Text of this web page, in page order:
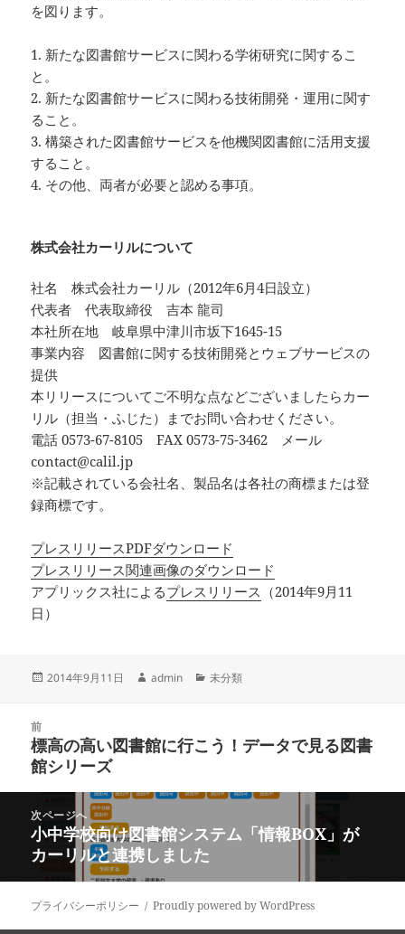
を図ります。
1. 新たな図書館サービスに関わる学術研究に関するこ
と。
2. 新たな図書館サービスに関わる技術開発・運用に関す
ること。
3. 構築された図書館サービスを他機関図書館に活用支援
すること。
4. その他、両者が必要と認める事項。
株式会社カーリルについて
社名 株式会社カーリル（2012年6月4日設立）
代表者 代表取締役 吉本 龍司
本社所在地 岐阜県中津川市坂下1645-15
事業内容 図書館に関する技術開発とウェブサービスの
提供
本リリースについてご不明な点などございましたらカー
リル（担当・ふじた）までお問い合わせください。
電話 0573-67-8105 FAX 0573-75-3462 メール
contact@calil.jp
※記載されている会社名、製品名は各社の商標または登
録商標です。
プレスリリースPDFダウンロード
プレスリリース関連画像のダウンロード
アプリックス社によるプレスリリース （2014年9月11
日）
投
2014年9月11日
作
admin
カ
ー
未分類
ン
前
前
の
投
稿:
標高の高い図書館に行こう！データで見る図書
館シリーズ
次ページへ
次
の
投
稿:
小中学校向け図書館システム「情報BOX」が
カーリルと連携しました
プライバシーポリシー Proudly powered by WordPress